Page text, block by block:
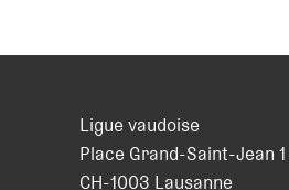
Ligue vaudoise
Place Grand-Saint-Jean 1
CH-1003 Lausanne